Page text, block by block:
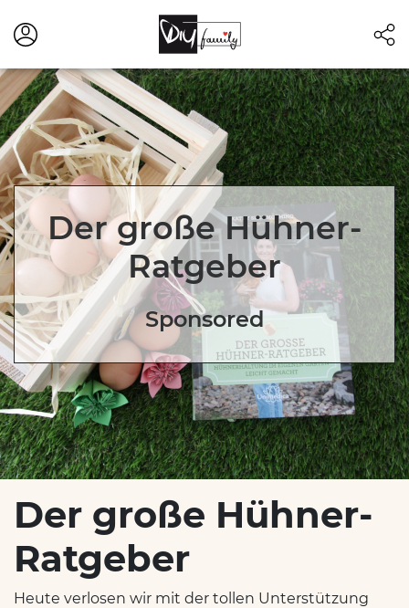
Der große Hühner-
Ratgeber
Sponsored
Der große Hühner-
Ratgeber
Heute verlosen wir mit der tollen Unterstützung